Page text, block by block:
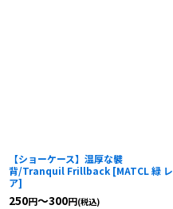
【ショーケース】温厚な襞
背/Tranquil Frillback [MATCL 緑 レ
ア]
250円～300円(税込)